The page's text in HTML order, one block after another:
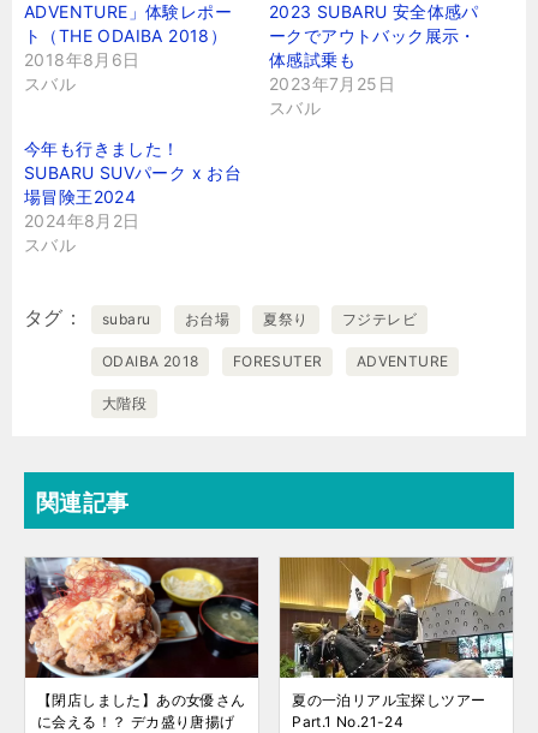
ADVENTURE」体験レポー
ト（THE ODAIBA 2018）
2018年8月6日
スバル
2023 SUBARU 安全体感パ
ークでアウトバック展示・
体感試乗も
2023年7月25日
スバル
今年も行きました！
SUBARU SUVパーク x お台
場冒険王2024
2024年8月2日
スバル
タグ subaru お台場 夏祭り フジテレビ
ODAIBA 2018 FORESUTER ADVENTURE
大階段
関連記事
【閉店しました】あの女優さん
に会える！？ デカ盛り唐揚げ
夏の一泊リアル宝探しツアー
Part.1 No.21-24